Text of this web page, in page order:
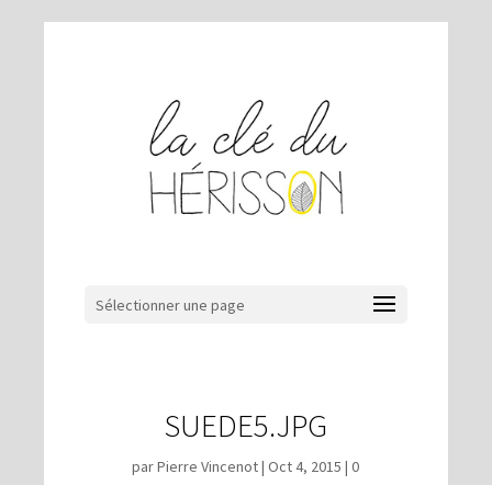
Sélectionner une page
SUEDE5.JPG
parPierre Vincenot|Oct 4, 2015 |0